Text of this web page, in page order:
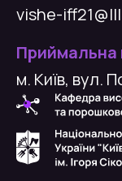
vishe-
Приймальна
м. Київ, вул.